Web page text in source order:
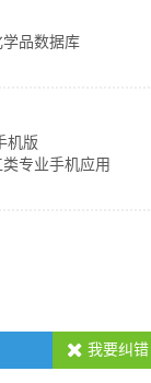
品数据库
机版
专业手机应用
我要纠错